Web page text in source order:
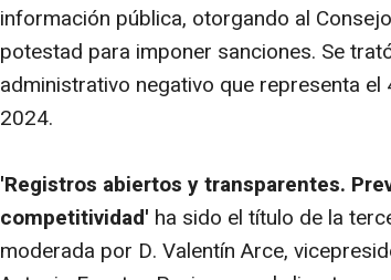
información pública, otorgando al
potestad para imponer sanciones. Se
administrativo negativo que representa el
2024.
'Registros abiertos y transparentes.
competitividad' ha sido el título de la
moderada por D. Valentín Arce,